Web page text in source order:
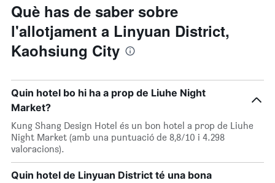
Què has de saber sobre
l'allotjament a Linyuan District,
Kaohsiung City
Quin hotel bo hi ha a prop de Liuhe Night
Market?
Kung Shang Design Hotel és un bon hotel a prop de Liuhe
Night Market (amb una puntuació de 8,8/10 i 4.298
valoracions).
Quin hotel de Linyuan District té una bona